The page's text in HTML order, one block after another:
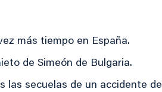
más tiempo en España.
de Simeón de Bulgaria.
las secuelas de un accidente de